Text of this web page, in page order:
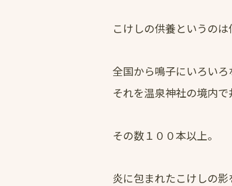
こけしの供養というの
全国から鳴子にいろいろ
それを温泉神社の境内
その数１００本以上。
炎に包まれたこけしの影